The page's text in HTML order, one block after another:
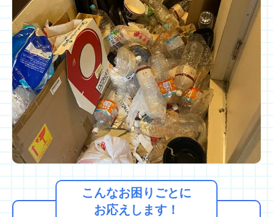
こんなお困りごとに
お応えします！